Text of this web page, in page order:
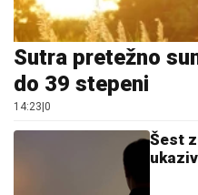
Sutra pretežno
do 39 stepeni
14:23 0
Šest